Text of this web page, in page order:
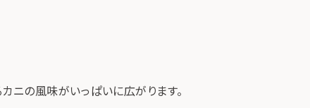
ニの風味がいっぱいに広がります。